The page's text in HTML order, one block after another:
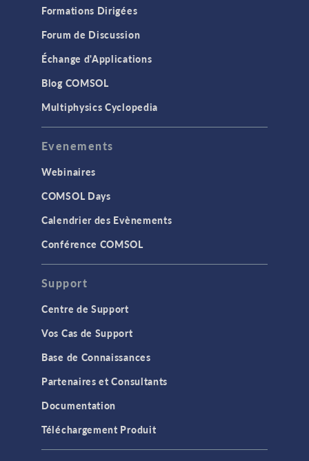
Formations Dirigées
Forum de Discussion
Échange d'Applications
Blog COMSOL
Multiphysics Cyclopedia
Evenements
Webinaires
COMSOL Days
Calendrier des Evènements
Conférence COMSOL
Support
Centre de Support
Vos Cas de Support
Base de Connaissances
Partenaires et Consultants
Documentation
Téléchargement Produit